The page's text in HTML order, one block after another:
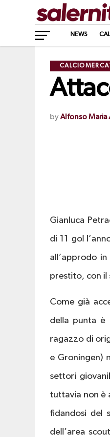
NEWS
byAlfonso Maria
Gianluca
di 11 gol
all’approdo
prestito, con il
Come già
della punta è
ragazzo di
e Groningen)
settori
tuttavia non è
fidandosi del
dell’area